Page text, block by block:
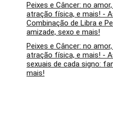
Peixes e Câncer: no
atração física, e mais! -
Combinação de Libra e
amizade, sexo e mais!
Peixes e Câncer: no
atração física, e mais! -
sexuais de cada signo:
mais!